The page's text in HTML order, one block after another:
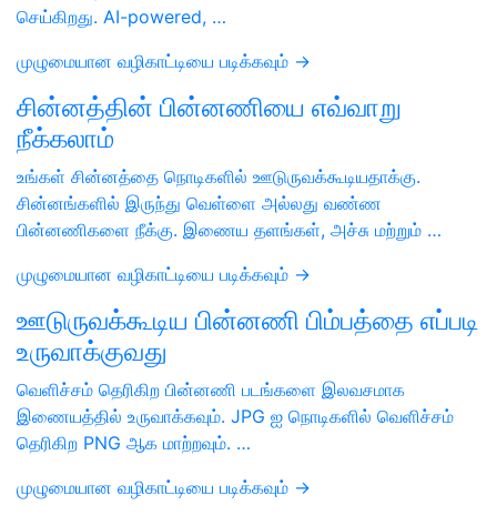
செய்கிறது. AI-powered, …
முழுமையான வழிகாட்டியை படிக்கவும் →
சின்னத்தின் பின்னணியை எவ்வாறு
நீக்கலாம்
உங்கள் சின்னத்தை நொடிகளில் ஊடுருவக்கூடியதாக்கு.
சின்னங்களில் இருந்து வெள்ளை அல்லது வண்ண
பின்னணிகளை நீக்கு. இணைய தளங்கள், அச்சு மற்றும் …
முழுமையான வழிகாட்டியை படிக்கவும் →
ஊடுருவக்கூடிய பின்னணி பிம்பத்தை எப்படி
உருவாக்குவது
வெளிச்சம் தெரிகிற பின்னணி படங்களை இலவசமாக
இணையத்தில் உருவாக்கவும். JPG ஐ நொடிகளில் வெளிச்சம்
தெரிகிற PNG ஆக மாற்றவும். …
முழுமையான வழிகாட்டியை படிக்கவும் →